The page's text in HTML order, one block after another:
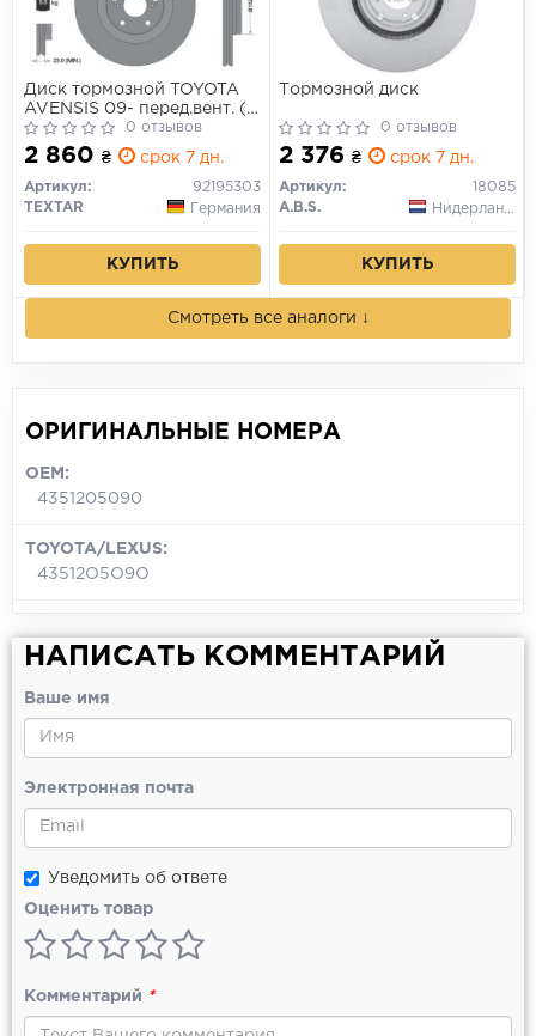
Диск тормозной TOYOTA
AVENSIS 09- перед.вент. (с
покрытием PRO)
0 отзывов
2 860 ₴ срок 7 дн.
Артикул:
92195303
TEXTAR
Германия
КУПИТЬ
Тормозной диск
0 отзывов
2 376 ₴ срок 7 дн.
Артикул:
18085
A.B.S.
Нидерланды
КУПИТЬ
Смотреть все аналоги ↓
ОРИГИНАЛЬНЫЕ НОМЕРА
OEM:
4351205090
TOYOTA/LEXUS:
43512O5O9O
НАПИСАТЬ КОММЕНТАРИЙ
Ваше имя
Электронная почта
Уведомить об ответе
Оценить товар
Комментарий *